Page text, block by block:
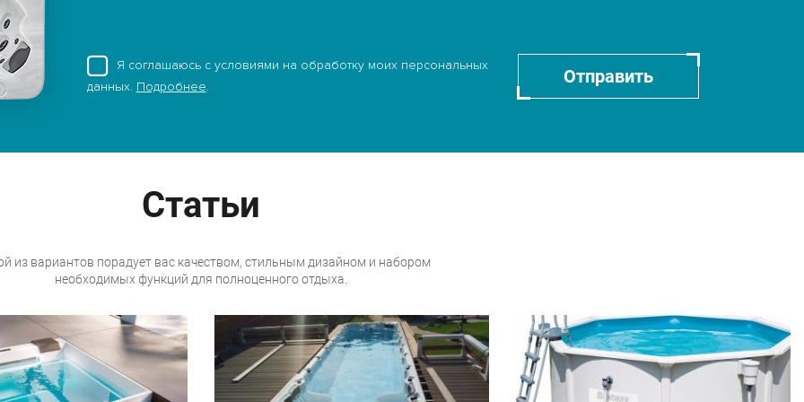
Я соглашаюсь с условиями на обработку моих персональных
данных. Подробнее. Отправить
Статьи
из вариантов порадует вас качеством, стильным дизайном и набором
необходимых функций для полноценного отдыха.